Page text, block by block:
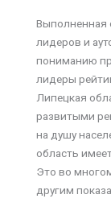
Выполненная
лидеров и
пониманию
лидеры
Липецкая
развитыми
на душу
область
Это во
другим